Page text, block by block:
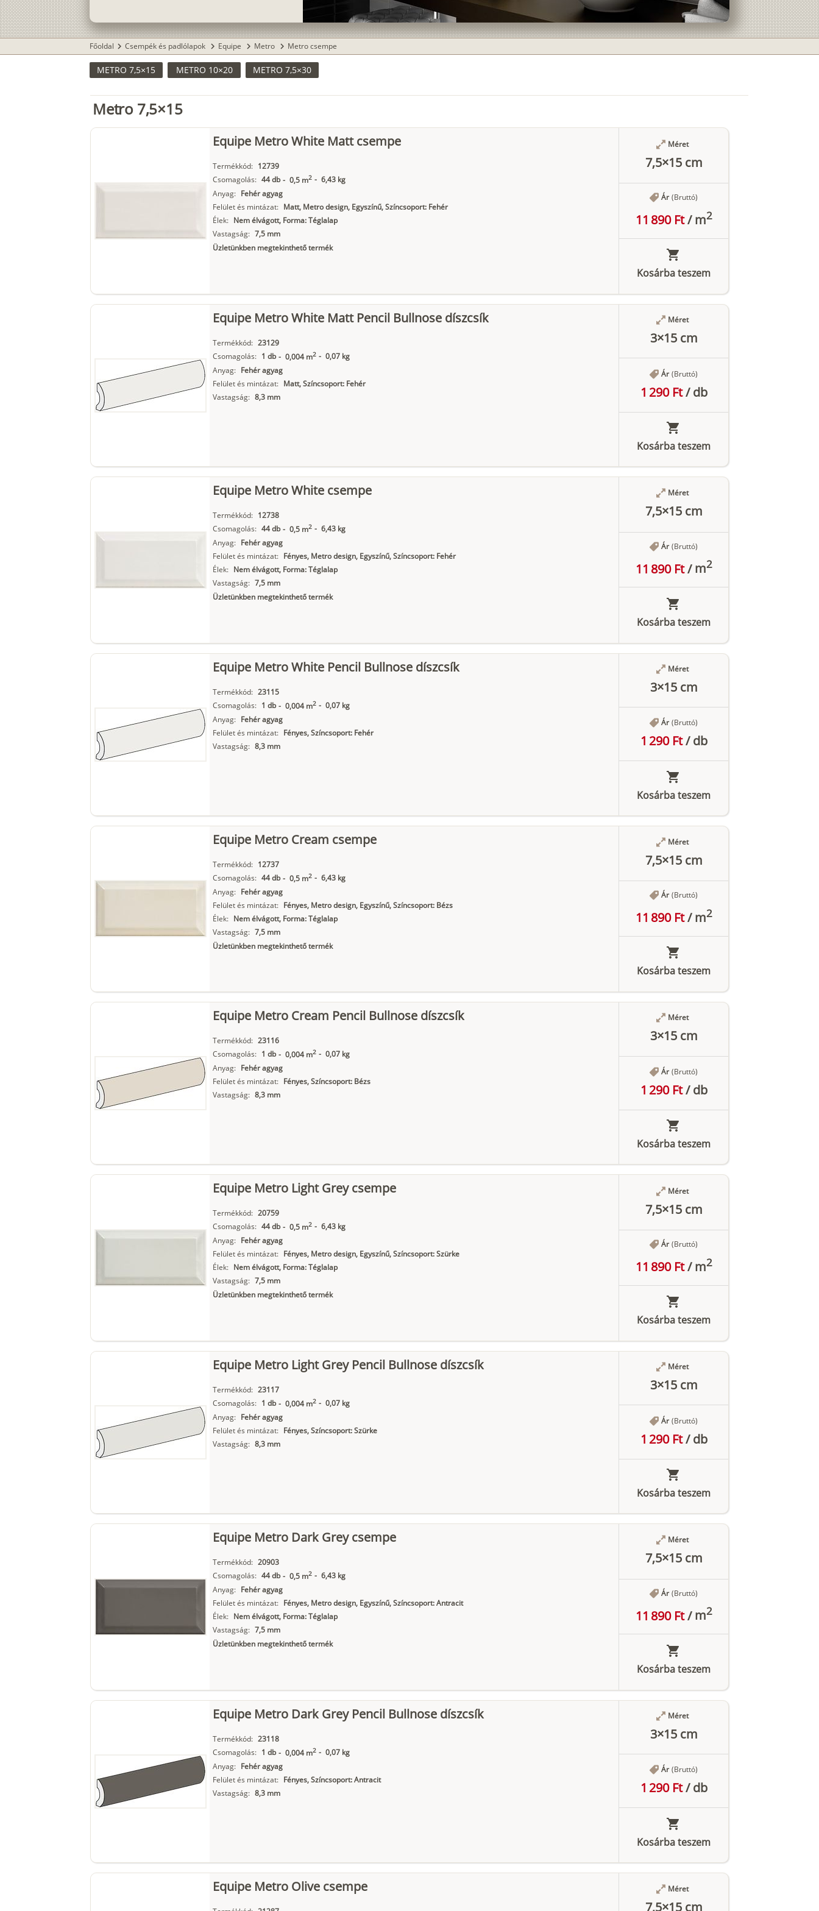
Főoldal chevron_right Csempék és padlólapok chevron_right Equipe chevron_right Metro chevron_right Metro csempe
METRO 7,5×15 METRO 10×20 METRO 7,5×30
Metro 7,5×15
Equipe Metro White Matt csempe
Termékkód: 12739
Csomagolás: 44 db - 0,5 m2 - 6,43 kg
Anyag: Fehér agyag
Felület és mintázat: Matt, Metro design, Egyszínű, Színcsoport: Fehér
Élek: Nem élvágott, Forma: Téglalap
Vastagság: 7,5 mm
Üzletünkben megtekinthető termék
Méret
7,5×15 cm
Ár (Bruttó)
11 890 Ft/m2
Kosárba teszem
Equipe Metro White Matt Pencil Bullnose díszcsík
Termékkód: 23129
Csomagolás: 1 db - 0,004 m2 - 0,07 kg
Anyag: Fehér agyag
Felület és mintázat: Matt, Színcsoport: Fehér
Vastagság: 8,3 mm
Méret
3×15 cm
Ár (Bruttó)
1 290 Ft/db
Kosárba teszem
Equipe Metro White csempe
Termékkód: 12738
Csomagolás: 44 db - 0,5 m2 - 6,43 kg
Anyag: Fehér agyag
Felület és mintázat: Fényes, Metro design, Egyszínű, Színcsoport: Fehér
Élek: Nem élvágott, Forma: Téglalap
Vastagság: 7,5 mm
Üzletünkben megtekinthető termék
Méret
7,5×15 cm
Ár (Bruttó)
11 890 Ft/m2
Kosárba teszem
Equipe Metro White Pencil Bullnose díszcsík
Termékkód: 23115
Csomagolás: 1 db - 0,004 m2 - 0,07 kg
Anyag: Fehér agyag
Felület és mintázat: Fényes, Színcsoport: Fehér
Vastagság: 8,3 mm
Méret
3×15 cm
Ár (Bruttó)
1 290 Ft/db
Kosárba teszem
Equipe Metro Cream csempe
Termékkód: 12737
Csomagolás: 44 db - 0,5 m2 - 6,43 kg
Anyag: Fehér agyag
Felület és mintázat: Fényes, Metro design, Egyszínű, Színcsoport: Bézs
Élek: Nem élvágott, Forma: Téglalap
Vastagság: 7,5 mm
Üzletünkben megtekinthető termék
Méret
7,5×15 cm
Ár (Bruttó)
11 890 Ft/m2
Kosárba teszem
Equipe Metro Cream Pencil Bullnose díszcsík
Termékkód: 23116
Csomagolás: 1 db - 0,004 m2 - 0,07 kg
Anyag: Fehér agyag
Felület és mintázat: Fényes, Színcsoport: Bézs
Vastagság: 8,3 mm
Méret
3×15 cm
Ár (Bruttó)
1 290 Ft/db
Kosárba teszem
Equipe Metro Light Grey csempe
Termékkód: 20759
Csomagolás: 44 db - 0,5 m2 - 6,43 kg
Anyag: Fehér agyag
Felület és mintázat: Fényes, Metro design, Egyszínű, Színcsoport: Szürke
Élek: Nem élvágott, Forma: Téglalap
Vastagság: 7,5 mm
Üzletünkben megtekinthető termék
Méret
7,5×15 cm
Ár (Bruttó)
11 890 Ft/m2
Kosárba teszem
Equipe Metro Light Grey Pencil Bullnose díszcsík
Termékkód: 23117
Csomagolás: 1 db - 0,004 m2 - 0,07 kg
Anyag: Fehér agyag
Felület és mintázat: Fényes, Színcsoport: Szürke
Vastagság: 8,3 mm
Méret
3×15 cm
Ár (Bruttó)
1 290 Ft/db
Kosárba teszem
Equipe Metro Dark Grey csempe
Termékkód: 20903
Csomagolás: 44 db - 0,5 m2 - 6,43 kg
Anyag: Fehér agyag
Felület és mintázat: Fényes, Metro design, Egyszínű, Színcsoport: Antracit
Élek: Nem élvágott, Forma: Téglalap
Vastagság: 7,5 mm
Üzletünkben megtekinthető termék
Méret
7,5×15 cm
Ár (Bruttó)
11 890 Ft/m2
Kosárba teszem
Equipe Metro Dark Grey Pencil Bullnose díszcsík
Termékkód: 23118
Csomagolás: 1 db - 0,004 m2 - 0,07 kg
Anyag: Fehér agyag
Felület és mintázat: Fényes, Színcsoport: Antracit
Vastagság: 8,3 mm
Méret
3×15 cm
Ár (Bruttó)
1 290 Ft/db
Kosárba teszem
Equipe Metro Olive csempe Méret
7,5×15 cm